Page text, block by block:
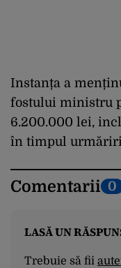
Instanța a
fostului ministru
6.200.000 lei,
în timpul
Comentarii 0
LASĂ UN
Trebuie să fii